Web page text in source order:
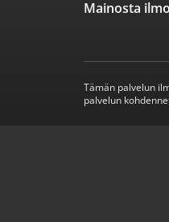
Mainosta
Tämän palvelun
palvelun